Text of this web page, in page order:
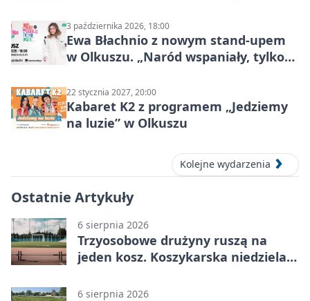
3 października 2026, 18:00
Ewa Błachnio z nowym stand-upem
w Olkuszu. „Naród wspaniały, tylko
22 stycznia 2027, 20:00
Kabaret K2 z programem „Jedziemy
na luzie” w Olkuszu
Kolejne wydarzenia
Ostatnie Artykuły
6 sierpnia 2026
Trzyosobowe drużyny ruszą na
jeden kosz. Koszykarska niedziela
6 sierpnia 2026